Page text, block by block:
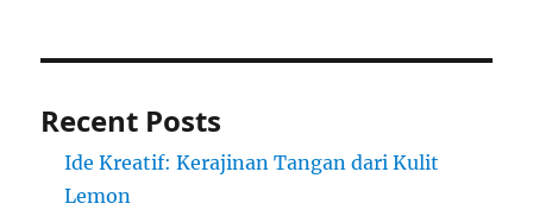
Recent Posts
Ide Kreatif: Kerajinan Tangan dari Kulit
Lemon